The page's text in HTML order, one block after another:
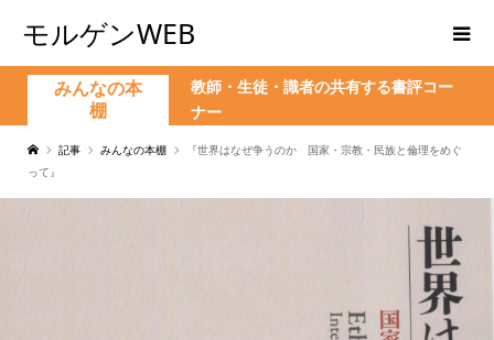
モルゲンWEB
みんなの本
棚
教師・生徒・識者の共有する書評コー
ナー
記事 みんなの本棚
『世界はなぜ争うのか 国家・宗教・民族と倫理をめぐ
って』